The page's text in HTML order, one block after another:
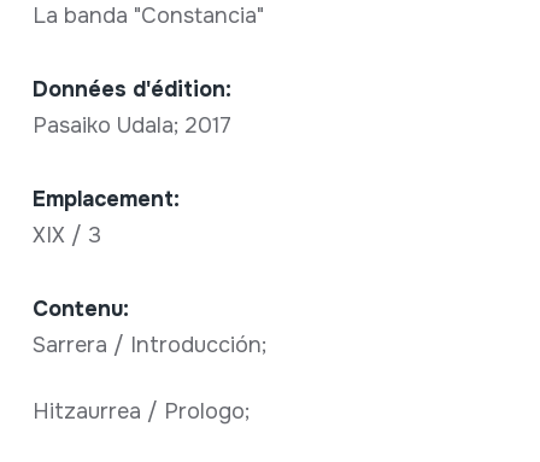
La banda "Constancia"
Données d'édition:
Pasaiko Udala; 2017
Emplacement:
XIX / 3
Contenu:
Sarrera / Introducción;
Hitzaurrea / Prologo;